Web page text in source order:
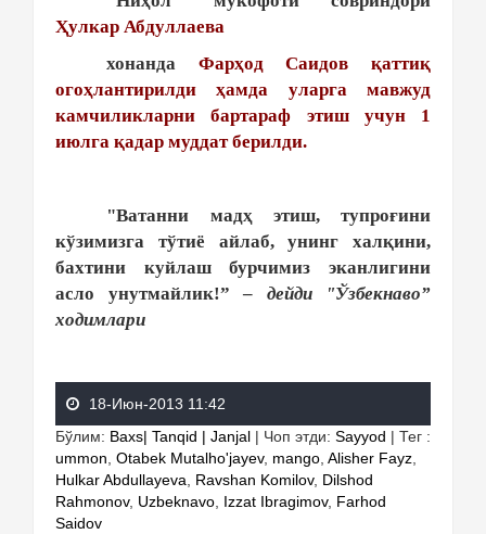
Ҳулкар Абдуллаева
хонанда Фарҳод Саидов қаттиқ
огоҳлантирилди ҳамда уларга мавжуд
камчиликларни бартараф этиш учун 1
июлга қадар муддат берилди.
"Ватанни мадҳ этиш, тупроғини
кўзимизга тўтиё айлаб, унинг халқини,
бахтини куйлаш бурчимиз эканлигини
асло унутмайлик!” – дейди "Ўзбекнаво”
ходимлари
18-Июн-2013 11:42
Бўлим: Baxs| Tanqid | Janjal | Чоп этди: Sayyod | Тег :
ummon Otabek Mutalho'jayev, mango Alisher Fayz
Hulkar Abdullayeva
Ravshan Komilov, Dilshod
Rahmonov, Uzbeknavo Izzat Ibragimov, Farhod
Saidov